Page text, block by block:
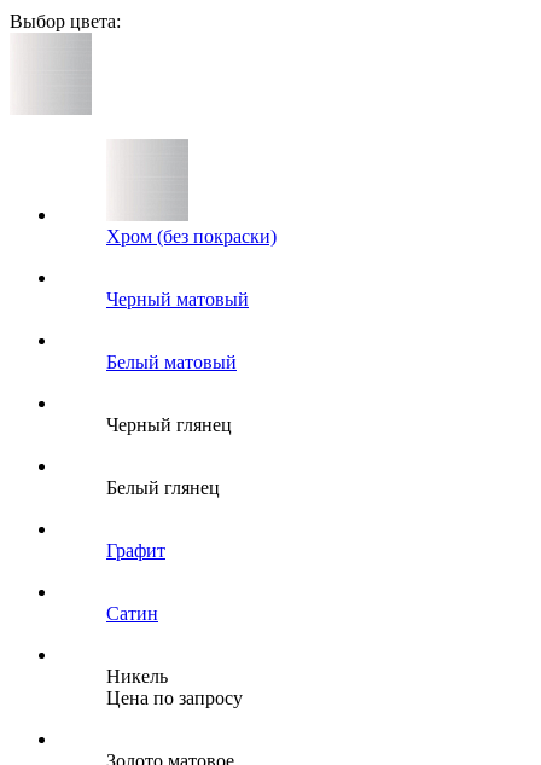
Выбор цвета:
Хром (без покраски)
Черный матовый
Белый матовый
Черный глянец
Белый глянец
Графит
Сатин
Никель
Цена по запросу
Золото матовое